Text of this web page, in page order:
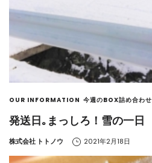
OUR INFORMATION 今週のBOX詰め合わせ
発送日｡まっしろ！雪の一日
by
株式会社 トトノウ 2021年2月18日